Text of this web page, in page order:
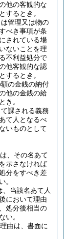
他の客観的な
するとき。
管理又は物の
べき事項が条
されている場
ないことを理
不利益処分で
他客観的な認
するとき。
の金銭の納付
他の金銭の給
き。
課される義務
て人となるべ
いものとして
、その名あて
示さなければ
分をすべき差
。
当該名あて人
において理由
処分後相当の
い。
由は、書面に